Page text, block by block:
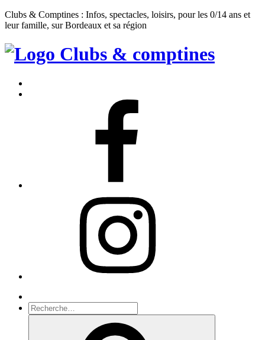
Clubs & Comptines : Infos, spectacles, loisirs, pour les 0/14 ans et
leur famille, sur Bordeaux et sa région
Clubs
Comptines
Recherche
pour